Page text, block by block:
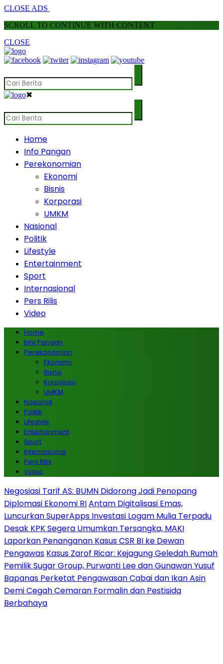
CLOSE ADS
SCROLL TO CONTINUE WITH CONTENT
CLOSE
✖
Home
Info Pangan
Perekonomian
Ekonomi
Bisnis
Korporasi
UMKM
Nasional
Politik
Lifestyle
Entertainment
Sport
Internasional
Pers Rilis
Video
Home
Info Pangan
Perekonomian
Ekonomi
Bisnis
Korporasi
UMKM
Nasional
Politik
Lifestyle
Entertainment
Sport
Internasional
Pers Rilis
Video
Negosiasi Tarif AS: BUMN Didorong Jadi Penopang
Diplomasi Ekonomi RIAntam Digitalisasi Emas,
Luncurkan SuperApps Investasi Logam Mulia Terpadu
Desak KPK Segera Umumkan Tersangka, MAKI
Laporkan Penanganan Kasus CSR BI ke Dewan
Pengawas Kasus Zarof Ricar: Kejagung Geledah Rumah
Pemilik Sugar Group, Purwanti Lee dan Gunawan Yusuf
Bapanas Perketat Pengawasan Cabai dan Ikan Asin
Demi Cegah Cemaran Formalin dan Pestisida
Berbahaya